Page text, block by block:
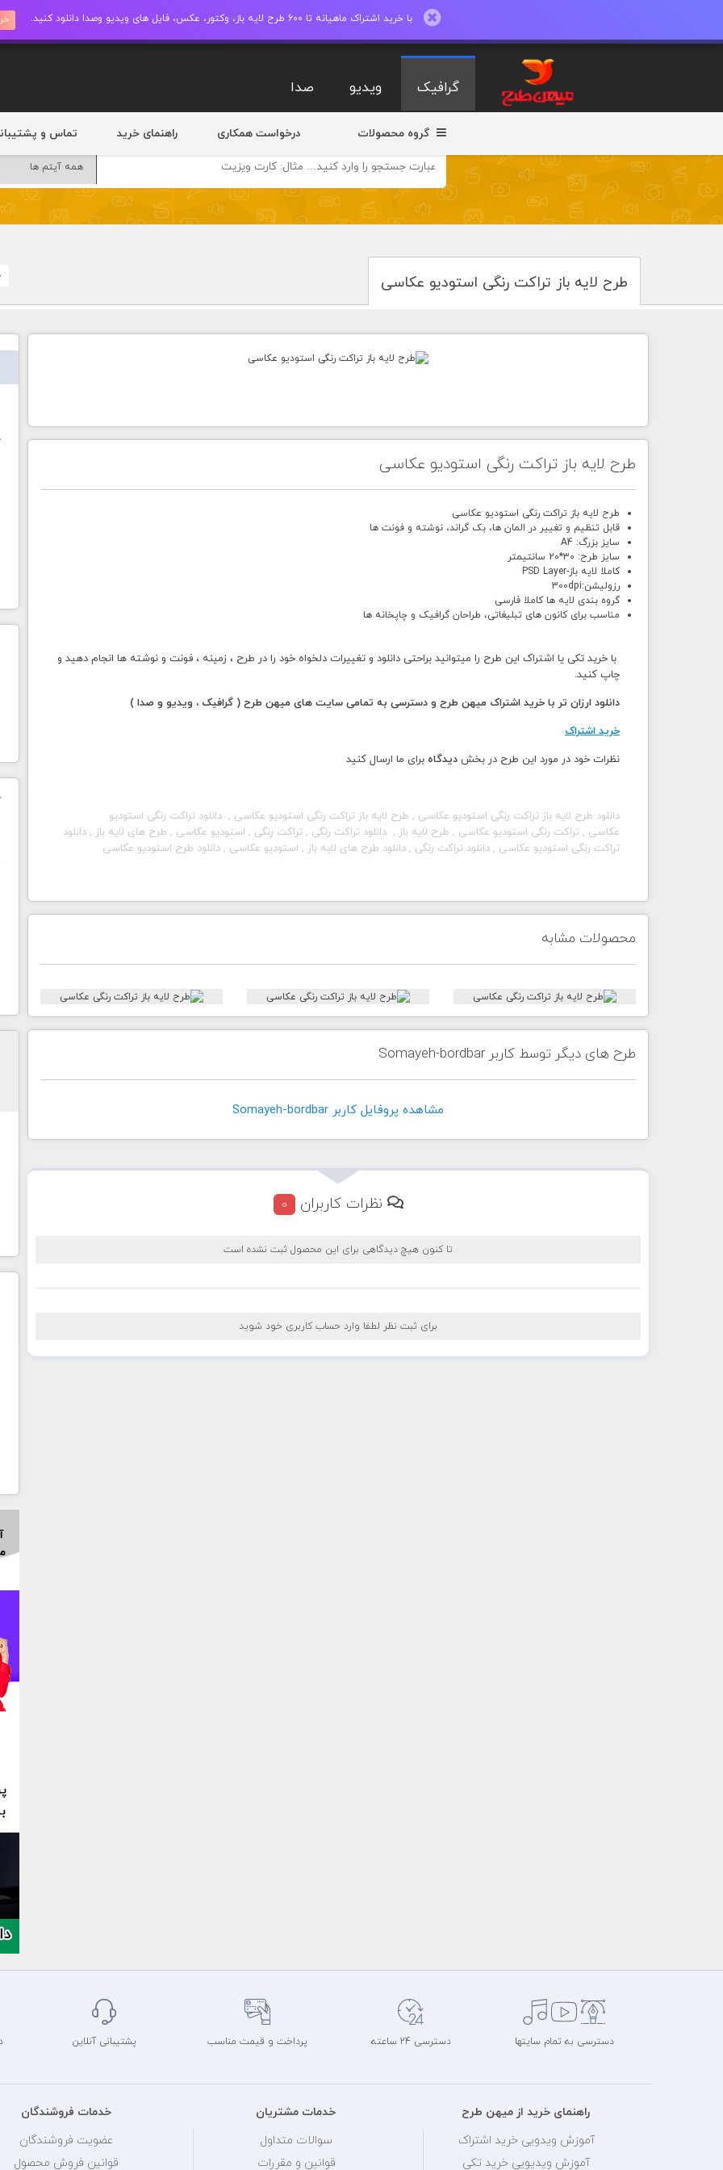
با خرید اشتراک ماهیانه تا 600 طرح لایه باز، وکتور، عکس، فایل های ویدیو وصدا دانلود کنید.
گرافیک ویدیو صدا
گروه محصولات درخواست همکاری راهنمای خرید تماس و
طرح لایه باز تراکت رنگی استودیو عکاسی
طرح لایه باز تراکت رنگی استودیو عکاسی
طرح لایه باز تراکت رنگی استودیو عکاسی
قابل تنظیم و تغییر در المان ها، بک گراند، نوشته و فونت ها
سایز بزرگ: A4
سایز طرح: 30*20 سانتیمتر
کاملا لایه باز-PSD Layer
رزولیشن:300dpi
گروه بندی لایه ها کاملا فارسی
مناسب برای کانون های تبلیغاتی، طراحان گرافیک و چاپخانه ها
با خرید تکی یا اشتراک این طرح را میتوانید براحتی دانلود و تغییرات دلخواه خود را در طرح ، زمینه ، فونت و نوشته ها انجام دهید و
چاپ کنید.
دانلود ارزان تر با خرید اشتراک میهن طرح و دسترسی به تمامی سایت های میهن طرح ( گرافیک ، ویدیو و صدا )
خرید اشتراک
نظرات خود در مورد این طرح در بخش دیدگاه برای ما ارسال کنید
دانلود طرح لایه باز تراکت رنگی استودیو عکاسی , طرح لایه باز تراکت رنگی استودیو عکاسی , دانلود تراکت رنگی استودیو
عکاسی , تراکت رنگی استودیو عکاسی , طرح لایه باز , دانلود تراکت رنگی , تراکت رنگی , استودیو عکاسی , طرح های لایه باز , دانلود
تراکت رنگی استودیو عکاسی , دانلود تراکت رنگی , دانلود طرح های لایه باز , استودیو عکاسی , دانلود طرح استودیو عکاسی
محصولات مشابه
طرح های دیگر توسط کاربر Somayeh-bordbar
مشاهده پروفايل کاربر Somayeh-bordbar
نظرات کاربران 0
تا کنون هیچ دیدگاهی برای این محصول ثبت نشده است
برای ثبت نظر لطفا وارد حساب کاربری خود شوید
دسترسی به تمام سایتها دسترسی 24 ساعته پرداخت و قیمت مناسب پشتیبانی آنلاین
راهنمای خرید از میهن طرح
آموزش ویدویی خرید اشتراک
آموزش ویدیویی خرید تکی
خدمات مشتریان
سوالات متداول
قوانین و مقررات
خدمات فروشندگان
عضویت فروشندگان
قوانین فروش محصول